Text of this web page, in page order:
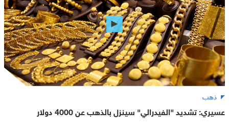
ذهب
عسيري: تشديد "الفيدرالي" سينزل بالذهب عن 4000 دولار